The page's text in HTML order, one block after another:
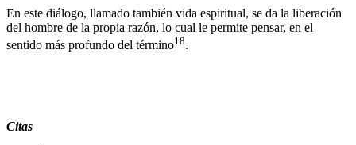
En este diálogo, llamado también vida espiritual, se da la liberación
del hombre de la propia razón, lo cual le permite pensar, en el
sentido más profundo del término18.
Citas